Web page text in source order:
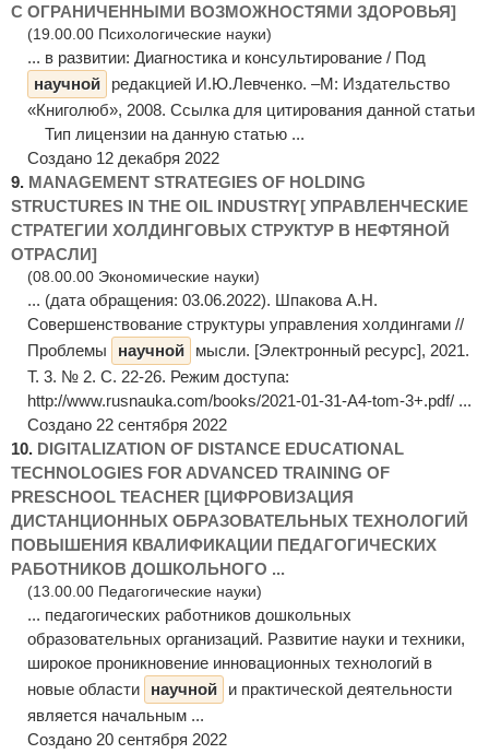
С ОГРАНИЧЕННЫМИ ВОЗМОЖНОСТЯМИ ЗДОРОВЬЯ]
(19.00.00 Психологические науки)
... в развитии: Диагностика и консультирование / Под
научной
редакцией И.Ю.Левченко. –М: Издательство
«Книголюб», 2008. Ссылка для цитирования данной статьи
Тип лицензии на данную статью ...
Создано 12 декабря 2022
9. MANAGEMENT STRATEGIES OF HOLDING
STRUCTURES IN THE OIL INDUSTRY[ УПРАВЛЕНЧЕСКИЕ
СТРАТЕГИИ ХОЛДИНГОВЫХ СТРУКТУР В НЕФТЯНОЙ
ОТРАСЛИ]
(08.00.00 Экономические науки)
... (дата обращения: 03.06.2022). Шпакова А.Н.
Совершенствование структуры управления холдингами //
Проблемы
научной
мысли. [Электронный ресурс], 2021.
Т. 3. № 2. С. 22-26. Режим доступа:
http://www.rusnauka.com/books/2021-01-31-A4-tom-3+.pdf/ ...
Создано 22 сентября 2022
10. DIGITALIZATION OF DISTANCE EDUCATIONAL
TECHNOLOGIES FOR ADVANCED TRAINING OF
PRESCHOOL TEACHER [ЦИФРОВИЗАЦИЯ
ДИСТАНЦИОННЫХ ОБРАЗОВАТЕЛЬНЫХ ТЕХНОЛОГИЙ
ПОВЫШЕНИЯ КВАЛИФИКАЦИИ ПЕДАГОГИЧЕСКИХ
РАБОТНИКОВ ДОШКОЛЬНОГО ...
(13.00.00 Педагогические науки)
... педагогических работников дошкольных
образовательных организаций. Развитие науки и техники,
широкое проникновение инновационных технологий в
новые области
научной
и практической деятельности
является начальным ...
Создано 20 сентября 2022